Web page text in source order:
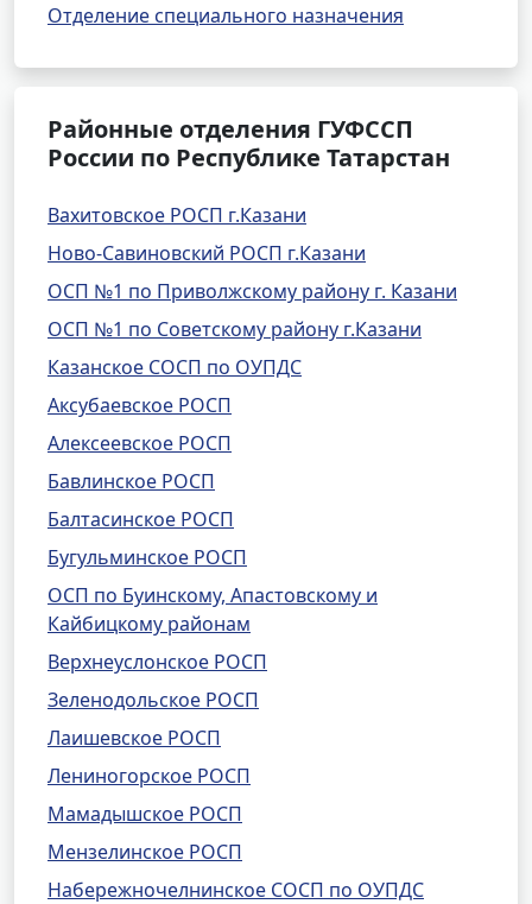
Отделение специального назначения
Районные отделения ГУФССП
России по Республике Татарстан
Вахитовское РОСП г.Казани
Ново-Савиновский РОСП г.Казани
ОСП №1 по Приволжскому району г. Казани
ОСП №1 по Советскому району г.Казани
Казанское СОСП по ОУПДС
Аксубаевское РОСП
Алексеевское РОСП
Бавлинское РОСП
Балтасинское РОСП
Бугульминское РОСП
ОСП по Буинскому, Апастовскому и
Кайбицкому районам
Верхнеуслонское РОСП
Зеленодольское РОСП
Лаишевское РОСП
Лениногорское РОСП
Мамадышское РОСП
Мензелинское РОСП
Набережночелнинское СОСП по ОУПДС